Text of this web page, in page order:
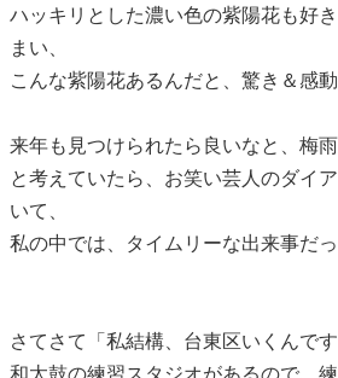
ハッキリとした濃い色の紫陽花も好
まい、
こんな紫陽花あるんだと、驚き＆感
来年も見つけられたら良いなと、梅
と考えていたら、お笑い芸人のダイ
いて、
私の中では、タイムリーな出来事だ
さてさて「私結構、台東区いくんで
和太鼓の練習スタジオがあるので、